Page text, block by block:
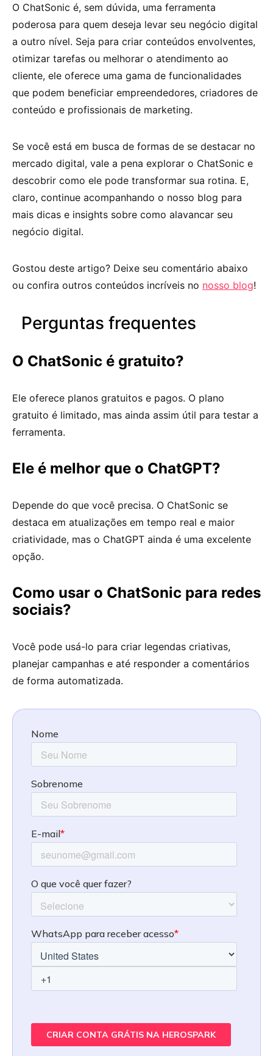
O ChatSonic é, sem dúvida, uma ferramenta
poderosa para quem deseja levar seu negócio digital
a outro nível. Seja para criar conteúdos envolventes,
otimizar tarefas ou melhorar o atendimento ao
cliente, ele oferece uma gama de funcionalidades
que podem beneficiar empreendedores, criadores de
conteúdo e profissionais de marketing.
Se você está em busca de formas de se destacar no
mercado digital, vale a pena explorar o ChatSonic e
descobrir como ele pode transformar sua rotina. E,
claro, continue acompanhando o nosso blog para
mais dicas e insights sobre como alavancar seu
negócio digital.
Gostou deste artigo? Deixe seu comentário abaixo
ou confira outros conteúdos incríveis no nosso blog!
Perguntas frequentes
O ChatSonic é gratuito?
Ele oferece planos gratuitos e pagos. O plano
gratuito é limitado, mas ainda assim útil para testar a
ferramenta.
Ele é melhor que o ChatGPT?
Depende do que você precisa. O ChatSonic se
destaca em atualizações em tempo real e maior
criatividade, mas o ChatGPT ainda é uma excelente
opção.
Como usar o ChatSonic para redes
sociais?
Você pode usá-lo para criar legendas criativas,
planejar campanhas e até responder a comentários
de forma automatizada.